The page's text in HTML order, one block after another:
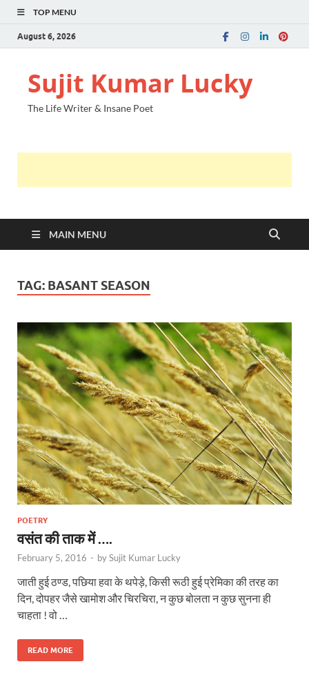
TOP MENU
August 6, 2026
Sujit Kumar Lucky
The Life Writer & Insane Poet
MAIN MENU
TAG: BASANT SEASON
POETRY
वसंत की ताक में ….
February 5, 2016 - bySujit Kumar Lucky
जाती हुई ठण्ड, पछिया हवा के थपेड़े, किसी रूठी हुई प्रेमिका की तरह का
दिन, दोपहर जैसे खामोश और चिरचिरा, न कुछ बोलता न कुछ सुनना ही
चाहता ! वो …
READ MORE